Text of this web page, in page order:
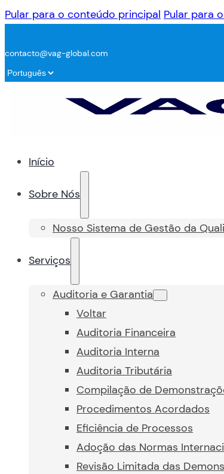
Pular para o conteúdo principal Pular para
contacto@vag-global.com
Início
Sobre Nós
Nosso Sistema de Gestão da
Serviços
Auditoria e Garantia
Voltar
Auditoria Financeira
Auditoria Interna
Auditoria Tributária
Compilação de
Procedimentos Acordados
Eficiência de Processos
Adoção das Normas
Revisão Limitada das